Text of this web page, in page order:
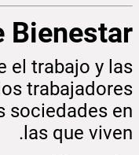
Bienestar
el trabajo y las
trabajadores
sociedades en
las que viven.